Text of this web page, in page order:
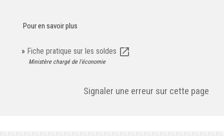
Pour en savoir plus
Fiche pratique sur les soldes open_in_new
Ministère chargé de l'économie
Signaler une erreur sur cette page